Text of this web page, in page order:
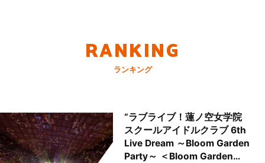
RANKING
ランキング
“ラブライブ！蓮ノ空女学院
スクールアイドルクラブ 6th
Live Dream ～Bloom Garden
Party～ ＜Bloom Garden